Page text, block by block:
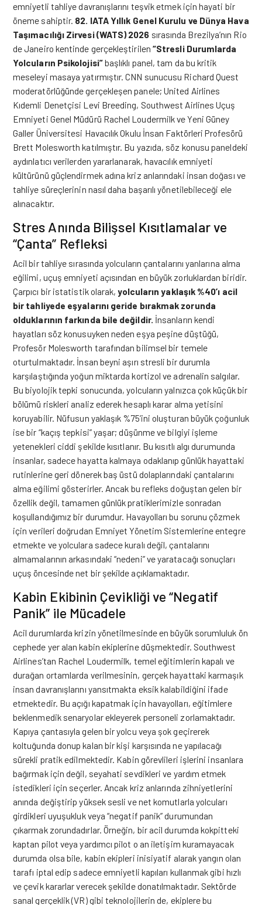
emniyetli tahliye davranışlarını teşvik etmek için hayati bir
öneme sahiptir. 82. IATA Yıllık Genel Kurulu ve Dünya Hava
Taşımacılığı Zirvesi (WATS) 2026 sırasında Brezilya’nın Rio
de Janeiro kentinde gerçekleştirilen “Stresli Durumlarda
Yolcuların Psikolojisi”başlıklı panel, tam da bu kritik
meseleyi masaya yatırmıştır. CNN sunucusu Richard Quest
moderatörlüğünde gerçekleşen panele; United Airlines
Kıdemli Denetçisi Levi Breeding, Southwest Airlines Uçuş
Emniyeti Genel Müdürü Rachel Loudermilk ve Yeni Güney
Galler Üniversitesi Havacılık Okulu İnsan Faktörleri Profesörü
Brett Molesworth katılmıştır. Bu yazıda, söz konusu paneldeki
aydınlatıcı verilerden yararlanarak, havacılık emniyeti
kültürünü güçlendirmek adına kriz anlarındaki insan doğası ve
tahliye süreçlerinin nasıl daha başarılı yönetilebileceği ele
alınacaktır.
Stres Anında Bilişsel Kısıtlamalar ve
“Çanta” Refleksi
Acil bir tahliye sırasında yolcuların çantalarını yanlarına alma
eğilimi, uçuş emniyeti açısından en büyük zorluklardan biridir.
Çarpıcı bir istatistik olarak,yolcuların yaklaşık %40’ı acil
bir tahliyede eşyalarını geride bırakmak zorunda
olduklarının farkında bile değildir. İnsanların kendi
hayatları söz konusuyken neden eşya peşine düştüğü,
Profesör Molesworth tarafından bilimsel bir temele
oturtulmaktadır. İnsan beyni aşırı stresli bir durumla
karşılaştığında yoğun miktarda kortizol ve adrenalin salgılar.
Bu biyolojik tepki sonucunda, yolcuların yalnızca çok küçük bir
bölümü riskleri analiz ederek hesaplı karar alma yetisini
koruyabilir. Nüfusun yaklaşık %75’ini oluşturan büyük çoğunluk
ise bir “kaçış tepkisi” yaşar; düşünme ve bilgiyi işleme
yetenekleri ciddi şekilde kısıtlanır. Bu kısıtlı algı durumunda
insanlar, sadece hayatta kalmaya odaklanıp günlük hayattaki
rutinlerine geri dönerek baş üstü dolaplarındaki çantalarını
alma eğilimi gösterirler. Ancak bu refleks doğuştan gelen bir
özellik değil, tamamen günlük pratiklerimizle sonradan
koşullandığımız bir durumdur. Havayolları bu sorunu çözmek
için verileri doğrudan Emniyet Yönetim Sistemlerine entegre
etmekte ve yolculara sadece kuralı değil, çantalarını
almamalarının arkasındaki “nedeni” ve yaratacağı sonuçları
uçuş öncesinde net bir şekilde açıklamaktadır.
Kabin Ekibinin Çevikliği ve “Negatif
Panik” ile Mücadele
Acil durumlarda krizin yönetilmesinde en büyük sorumluluk ön
cephede yer alan kabin ekiplerine düşmektedir. Southwest
Airlines’tan Rachel Loudermilk, temel eğitimlerin kapalı ve
durağan ortamlarda verilmesinin, gerçek hayattaki karmaşık
insan davranışlarını yansıtmakta eksik kalabildiğini ifade
etmektedir. Bu açığı kapatmak için havayolları, eğitimlere
beklenmedik senaryolar ekleyerek personeli zorlamaktadır.
Kapıya çantasıyla gelen bir yolcu veya şok geçirerek
koltuğunda donup kalan bir kişi karşısında ne yapılacağı
sürekli pratik edilmektedir. Kabin görevlileri işlerini insanlara
bağırmak için değil, seyahati sevdikleri ve yardım etmek
istedikleri için seçerler. Ancak kriz anlarında zihniyetlerini
anında değiştirip yüksek sesli ve net komutlarla yolcuları
girdikleri uyuşukluk veya “negatif panik” durumundan
çıkarmak zorundadırlar. Örneğin, bir acil durumda kokpitteki
kaptan pilot veya yardımcı pilot o an iletişim kuramayacak
durumda olsa bile, kabin ekipleri inisiyatif alarak yangın olan
tarafı iptal edip sadece emniyetli kapıları kullanmak gibi hızlı
ve çevik kararlar verecek şekilde donatılmaktadır. Sektörde
sanal gerçeklik (VR) gibi teknolojilerin de, ekiplere bu